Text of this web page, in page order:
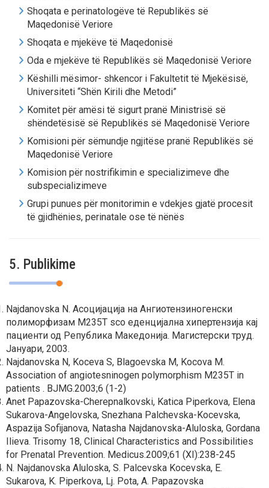
Shoqata e perinatologëve të Republikës së
Maqedonisë Veriore
Shoqata e mjekëve të Maqedonisë
Oda e mjekëve të Republikës së Maqedonisë Veriore
Këshilli mësimor- shkencor i Fakultetit të Mjekësisë,
Universiteti “Shën Kirili dhe Metodi”
Komitet për amësi të sigurt pranë Ministrisë së
shëndetësisë së Republikës së Maqedonisë Veriore
Komisioni për sëmundje ngjitëse pranë Republikës së
Maqedonisë Veriore
Komision për nostrifikimin e specializimeve dhe
subspecializimeve
Grupi punues për monitorimin e vdekjes gjatë procesit
të gjidhënies, perinatale ose të nënës
5. Publikime
Najdanovska N. Асоцијација на Ангиотензиногенски
полиморфизам M235T sсо еденцијална хипертензија кај
пациенти од Република Македонија. Магистерски труд.
Јануари, 2003.
Najdanovska N, Koceva S, Blagoevska M, Kocova M.
Association of angiotesninogen polymorphism M235T in
patients . BJMG.2003;6 (1-2)
Anet Papazovska-Cherepnalkovski, Katica Piperkova, Elena
Sukarova-Angelovska, Snezhana Palchevska-Kocevska,
Aspazija Sofijanova, Natasha Najdanovska-Aluloska, Gordana
Ilieva. Trisomy 18, Clinical Characteristics and Possibilities
for Prenatal Prevention. Medicus.2009;61 (XI):238-245
N. Najdanovska Aluloska, S. Palcevska Kocevska, E.
Sukarova, K. Piperkova, Lj. Pota, A. Papazovska